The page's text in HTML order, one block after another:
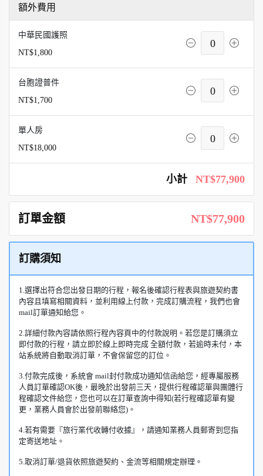
額外費用
中華民國護照
NT$1,800
0
台胞證普件
NT$1,700
0
單人房
NT$18,000
0
小計 NT$77,900
訂單金額 NT$77,900
訂購須知
1.選擇出符合您出發日期的行程，報名後確認行程表與旅遊契約書
內容且填寫相關資料，並利用線上付款，完成訂購流程，我們也會
mail訂單通知給您。
2.詳細付款內容請依照行程內容頁中的付款說明。若您是訂購須立
即付款的行程，請立即於線上即時完成 全額付款，若逾時未付，本
站系統將自動取消訂單，不會保留您的訂位。
3.付款完成後，系統會 mail封付款成功通知信函給您，經專屬服務
人員訂單確認OK後，最晚於出發前三天，提供行程確認單與團體行
程確認文件給您，您也可以在訂單查詢中得知(若行程確認單有變
更，業務人員會於出發前聯絡您)。
4.若有需要『旅行業代收轉付收據』，請通知業務人員郵寄到您指
定寄送地址。
5.取消訂單/退貨依照旅遊契約、金流等相關規定辦理。